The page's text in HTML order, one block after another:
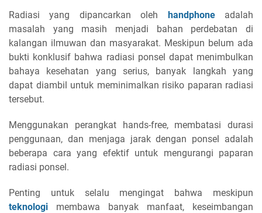
Radiasi yang dipancarkan oleh handphoneadalah
masalah yang masih menjadi bahan perdebatan di
kalangan ilmuwan dan masyarakat. Meskipun belum ada
bukti konklusif bahwa radiasi ponsel dapat menimbulkan
bahaya kesehatan yang serius, banyak langkah yang
dapat diambil untuk meminimalkan risiko paparan radiasi
tersebut.
Menggunakan perangkat hands-free, membatasi durasi
penggunaan, dan menjaga jarak dengan ponsel adalah
beberapa cara yang efektif untuk mengurangi paparan
radiasi ponsel.
Penting untuk selalu mengingat bahwa meskipun
teknologi membawa banyak manfaat, keseimbangan